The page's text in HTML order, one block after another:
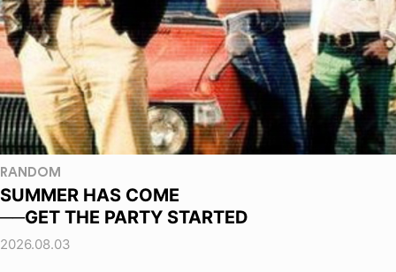
RANDOM
SUMMER HAS COME
──GET THE PARTY STARTED
2026.08.03